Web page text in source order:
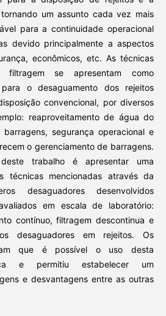
um assunto cada vez mais
para a continuidade operacional
devido principalmente a aspectos
econômicos, etc. As técnicas
filtragem se apresentam como
o desaguamento dos rejeitos
convencional, por diversos
reaproveitamento de água do
segurança operacional e
o gerenciamento de barragens.
trabalho é apresentar uma
técnicas mencionadas através da
desaguadores desenvolvidos
em escala de laboratório:
contínuo, filtragem descontinua e
desaguadores em rejeitos. Os
que é possível o uso desta
e permitiu estabelecer um
e desvantagens entre as outras